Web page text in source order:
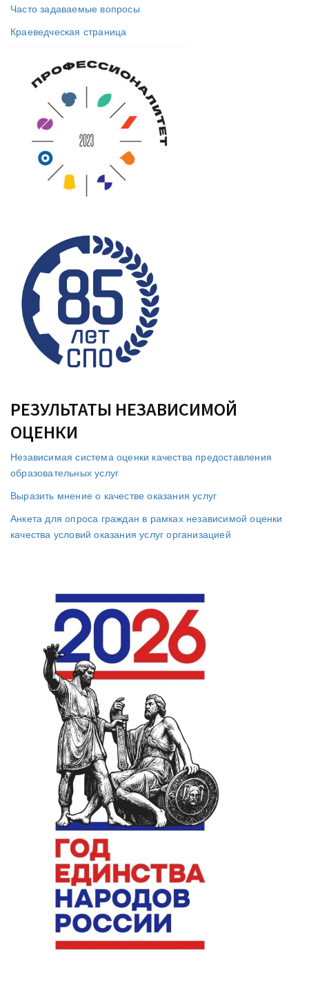
Часто задаваемые вопросы
Краеведческая страница
РЕЗУЛЬТАТЫ НЕЗАВИСИМОЙ
ОЦЕНКИ
Независимая система оценки качества предоставления
образовательных услуг
Выразить мнение о качестве оказания услуг
Анкета для опроса граждан в рамках независимой оценки
качества условий оказания услуг организацией